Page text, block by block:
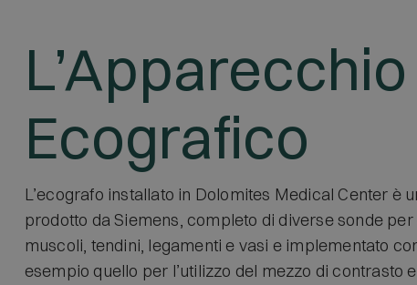
L’Apparecchio
Ecografico
L’ecografo installato in Dolomites Medical Center è
prodotto da Siemens, completo di diverse sonde
muscoli, tendini, legamenti e vasi e implementato
esempio quello per l’utilizzo del mezzo di contrasto